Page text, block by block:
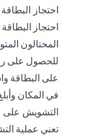
احتجاز البطاقة
احتجاز
المحتالون
على البطاقة
في المكان
التشويش على
تعني عملية